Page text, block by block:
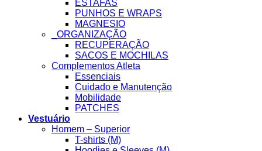
ESTAFAS
PUNHOS E WRAPS
MAGNESIO
_ORGANIZAÇÃO
RECUPERAÇÃO
SACOS E MOCHILAS
Complementos Atleta
Essenciais
Cuidado e Manutenção
Mobilidade
PATCHES
Vestuário
Homem – Superior
T-shirts (M)